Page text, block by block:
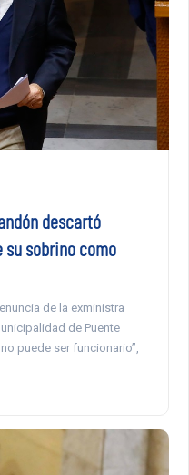
descartó
sobrino como
de la exministra
de Puente
puede ser funcionario”,